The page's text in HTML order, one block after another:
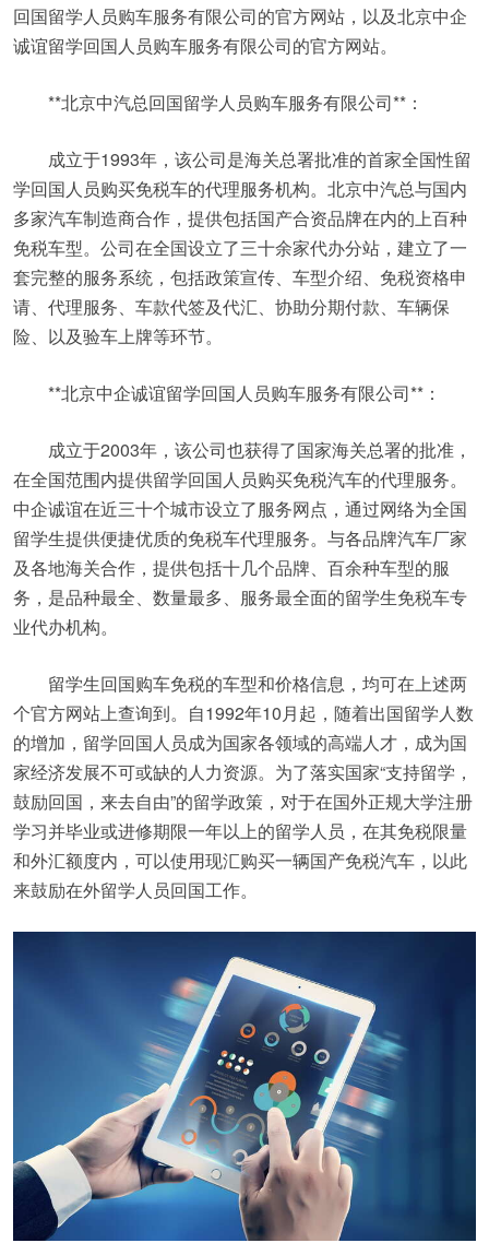
回国留学人员购车服务有限公司的官方网站，以及北京中企
诚谊留学回国人员购车服务有限公司的官方网站。
**北京中汽总回国留学人员购车服务有限公司**：
成立于1993年，该公司是海关总署批准的首家全国性留
学回国人员购买免税车的代理服务机构。北京中汽总与国内
多家汽车制造商合作，提供包括国产合资品牌在内的上百种
免税车型。公司在全国设立了三十余家代办分站，建立了一
套完整的服务系统，包括政策宣传、车型介绍、免税资格申
请、代理服务、车款代签及代汇、协助分期付款、车辆保
险、以及验车上牌等环节。
**北京中企诚谊留学回国人员购车服务有限公司**：
成立于2003年，该公司也获得了国家海关总署的批准，
在全国范围内提供留学回国人员购买免税汽车的代理服务。
中企诚谊在近三十个城市设立了服务网点，通过网络为全国
留学生提供便捷优质的免税车代理服务。与各品牌汽车厂家
及各地海关合作，提供包括十几个品牌、百余种车型的服
务，是品种最全、数量最多、服务最全面的留学生免税车专
业代办机构。
留学生回国购车免税的车型和价格信息，均可在上述两
个官方网站上查询到。自1992年10月起，随着出国留学人数
的增加，留学回国人员成为国家各领域的高端人才，成为国
家经济发展不可或缺的人力资源。为了落实国家“支持留学，
鼓励回国，来去自由”的留学政策，对于在国外正规大学注册
学习并毕业或进修期限一年以上的留学人员，在其免税限量
和外汇额度内，可以使用现汇购买一辆国产免税汽车，以此
来鼓励在外留学人员回国工作。